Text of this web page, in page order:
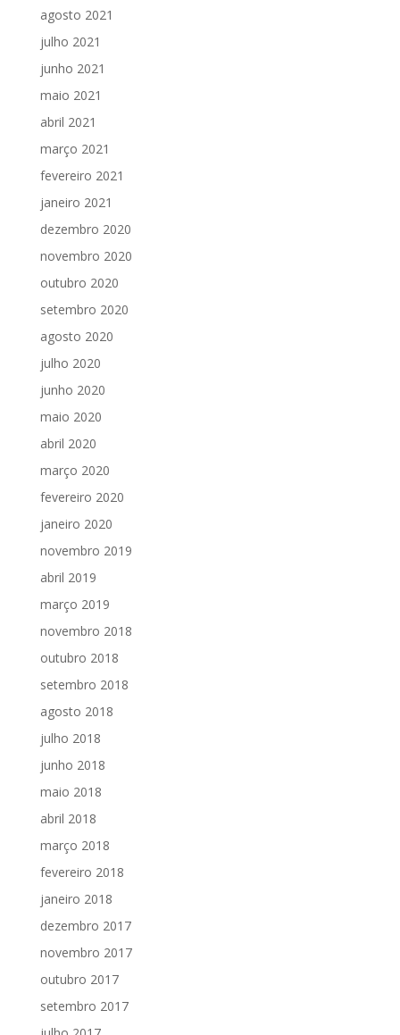
agosto 2021
julho 2021
junho 2021
maio 2021
abril 2021
março 2021
fevereiro 2021
janeiro 2021
dezembro 2020
novembro 2020
outubro 2020
setembro 2020
agosto 2020
julho 2020
junho 2020
maio 2020
abril 2020
março 2020
fevereiro 2020
janeiro 2020
novembro 2019
abril 2019
março 2019
novembro 2018
outubro 2018
setembro 2018
agosto 2018
julho 2018
junho 2018
maio 2018
abril 2018
março 2018
fevereiro 2018
janeiro 2018
dezembro 2017
novembro 2017
outubro 2017
setembro 2017